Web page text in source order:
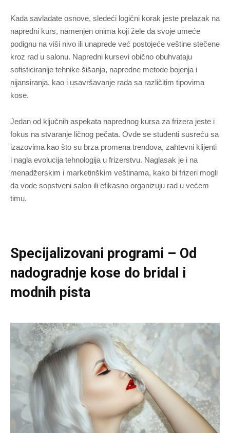
Kada savladate osnove, sledeći logični korak jeste prelazak na
napredni kurs, namenjen onima koji žele da svoje umeće
podignu na viši nivo ili unaprede već postojeće veštine stečene
kroz rad u salonu. Napredni kursevi obično obuhvataju
sofisticiranije tehnike šišanja, napredne metode bojenja i
nijansiranja, kao i usavršavanje rada sa različitim tipovima
kose.
Jedan od ključnih aspekata naprednog kursa za frizera jeste i
fokus na stvaranje ličnog pečata. Ovde se studenti susreću sa
izazovima kao što su brza promena trendova, zahtevni klijenti
i nagla evolucija tehnologija u frizerstvu. Naglasak je i na
menadžerskim i marketinškim veštinama, kako bi frizeri mogli
da vode sopstveni salon ili efikasno organizuju rad u većem
timu.
Specijalizovani programi – Od
nadogradnje kose do bridal i
modnih pista